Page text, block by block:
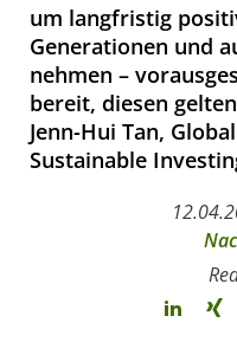
um langfristig
Generationen und
nehmen –
bereit, diesen
Jenn-Hui Tan,
Sustainable